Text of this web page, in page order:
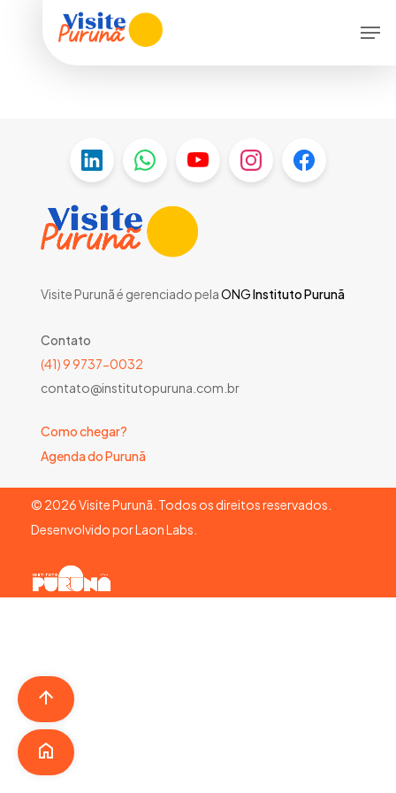
Visite Purunã é gerenciado pelaONGInstituto Purunã
Contato
(41) 9 9737-0032
contato@institutopuruna.com.br
Como chegar?
Agenda do Purunã
© 2026Visite Purunã. Todos os direitos reservados.
Desenvolvido porLaon Labs